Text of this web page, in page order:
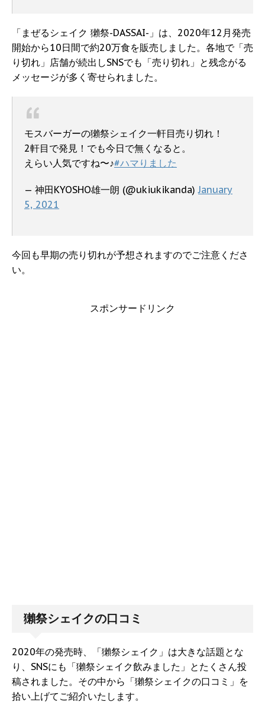
「まぜるシェイク 獺祭-DASSAI-」は、2020年12月発売
開始から10日間で約20万食を販売しました。各地で「売
り切れ」店舗が続出しSNSでも「売り切れ」と残念がる
メッセージが多く寄せられました。
モスバーガーの獺祭シェイク一軒目売り切れ！
2軒目で発見！でも今日で無くなると。
えらい人気ですね〜♪#ハマりました
— 神田KYOSHO雄一朗 (@ukiukikanda)January
5, 2021
今回も早期の売り切れが予想されますのでご注意くださ
い。
スポンサードリンク
獺祭シェイクの口コミ
2020年の発売時、「獺祭シェイク」は大きな話題とな
り、SNSにも「獺祭シェイク飲みました」とたくさん投
稿されました。その中から「獺祭シェイクの口コミ」を
拾い上げてご紹介いたします。